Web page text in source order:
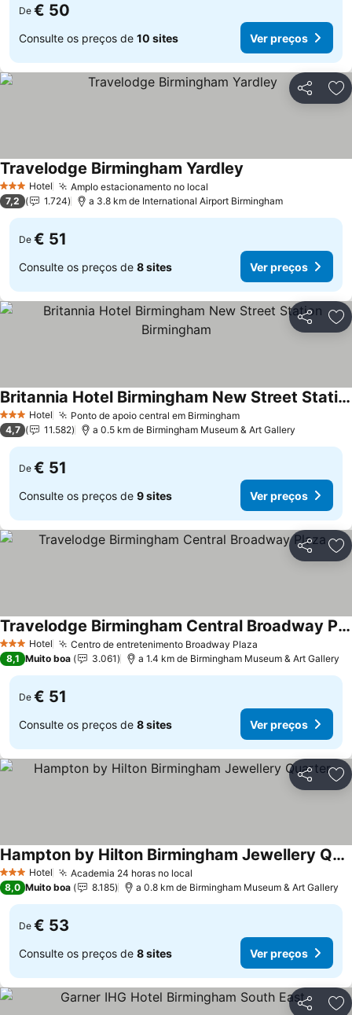
De € 50
Consulte os preços de 10 sites Ver preços
Partilhar
3 EstrelasHotel Amplo estacionamento no local
Travelodge Birmingham Yardley
7,2 1.724 a 3.8 km de International Airport Birmingham
De € 51
Consulte os preços de 8 sites Ver preços
Partilhar
3 EstrelasHotel Ponto de apoio central em Birmingham
Britannia Hotel Birmingham New Street Station Birmingham
4,7 11.582 a 0.5 km de Birmingham Museum & Art Gallery
De € 51
Consulte os preços de 9 sites Ver preços
Partilhar
3 EstrelasHotel Centro de entretenimento Broadway Plaza
Travelodge Birmingham Central Broadway Plaza
8,1 Muito boa 3.061 a 1.4 km de Birmingham Museum & Art Gallery
De € 51
Consulte os preços de 8 sites Ver preços
Partilhar
3 EstrelasHotel Academia 24 horas no local
Hampton by Hilton Birmingham Jewellery Quarter
8,0 Muito boa 8.185 a 0.8 km de Birmingham Museum & Art Gallery
De € 53
Consulte os preços de 8 sites Ver preços
Partilhar